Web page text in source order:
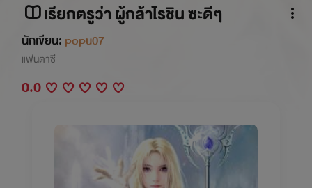
เรียกตรูว่า ผู้กล้าไรชิน ซะดีๆ
นักเขียน: popu07
แฟนตาซี
0.0